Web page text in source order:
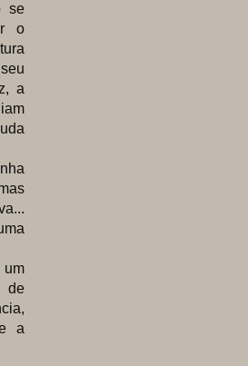
se
o
a
um
de
a